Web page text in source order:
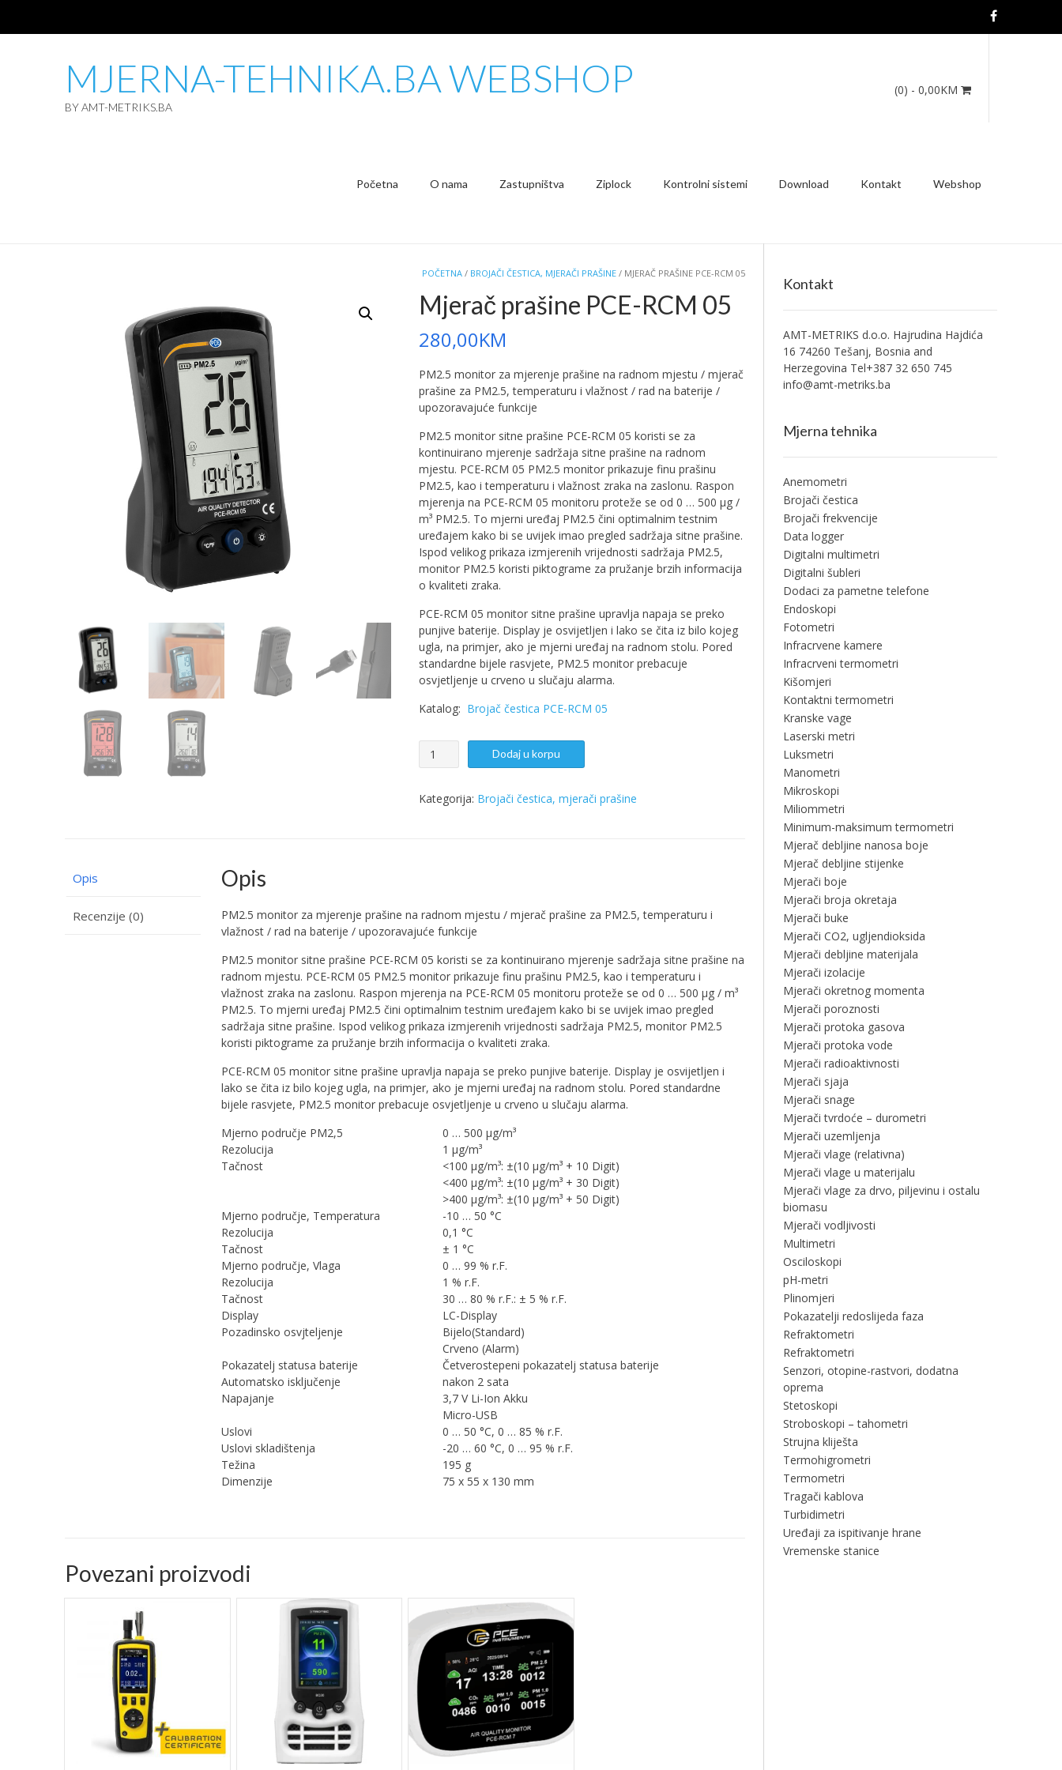
MJERNA-TEHNIKA.BA WEBSHOP
BY AMT-METRIKS.BA
(0) - 0,00KM
Početna O nama Zastupništva Ziplock Kontrolni sistemi Download Kontakt Webshop
POČETNA / BROJAČI ČESTICA, MJERAČI PRAŠINE / MJERAČ PRAŠINE PCE-RCM 05
Mjerač prašine PCE-RCM 05
280,00KM
PM2.5 monitor za mjerenje prašine na radnom mjestu / mjerač
prašine za PM2.5, temperaturu i vlažnost / rad na baterije /
upozoravajuće funkcije
PM2.5 monitor sitne prašine PCE-RCM 05 koristi se za
kontinuirano mjerenje sadržaja sitne prašine na radnom
mjestu. PCE-RCM 05 PM2.5 monitor prikazuje finu prašinu
PM2.5, kao i temperaturu i vlažnost zraka na zaslonu. Raspon
mjerenja na PCE-RCM 05 monitoru proteže se od 0 … 500 µg /
m³ PM2.5. To mjerni uređaj PM2.5 čini optimalnim testnim
uređajem kako bi se uvijek imao pregled sadržaja sitne prašine.
Ispod velikog prikaza izmjerenih vrijednosti sadržaja PM2.5,
monitor PM2.5 koristi piktograme za pružanje brzih informacija
o kvaliteti zraka.
PCE-RCM 05 monitor sitne prašine upravlja napaja se preko
punjive baterije. Display je osvijetljen i lako se čita iz bilo kojeg
ugla, na primjer, ako je mjerni uređaj na radnom stolu. Pored
standardne bijele rasvjete, PM2.5 monitor prebacuje
osvjetljenje u crveno u slučaju alarma.
Katalog: Brojač čestica PCE-RCM 05
Mjerač
prašine
RCM
Dodaj u korpu
Kategorija: Brojači čestica, mjerači prašine
Opis
Recenzije (0)
Opis
PM2.5 monitor za mjerenje prašine na radnom mjestu / mjerač prašine za PM2.5, temperaturu i
vlažnost / rad na baterije / upozoravajuće funkcije
PM2.5 monitor sitne prašine PCE-RCM 05 koristi se za kontinuirano mjerenje sadržaja sitne prašine na
radnom mjestu. PCE-RCM 05 PM2.5 monitor prikazuje finu prašinu PM2.5, kao i temperaturu i
vlažnost zraka na zaslonu. Raspon mjerenja na PCE-RCM 05 monitoru proteže se od 0 … 500 µg / m³
PM2.5. To mjerni uređaj PM2.5 čini optimalnim testnim uređajem kako bi se uvijek imao pregled
sadržaja sitne prašine. Ispod velikog prikaza izmjerenih vrijednosti sadržaja PM2.5, monitor PM2.5
koristi piktograme za pružanje brzih informacija o kvaliteti zraka.
PCE-RCM 05 monitor sitne prašine upravlja napaja se preko punjive baterije. Display je osvijetljen i
lako se čita iz bilo kojeg ugla, na primjer, ako je mjerni uređaj na radnom stolu. Pored standardne
bijele rasvjete, PM2.5 monitor prebacuje osvjetljenje u crveno u slučaju alarma.
Mjerno područje PM2,5
0 … 500 µg/m³
Rezolucija
1 µg/m³
Tačnost
<100 µg/m³: ±(10 µg/m³ + 10 Digit)
<400 µg/m³: ±(10 µg/m³ + 30 Digit)
>400 µg/m³: ±(10 µg/m³ + 50 Digit)
Mjerno područje, Temperatura
-10 … 50 °C
Rezolucija
0,1 °C
Tačnost
± 1 °C
Mjerno područje, Vlaga
0 … 99 % r.F.
Rezolucija
1 % r.F.
Tačnost
30 … 80 % r.F.: ± 5 % r.F.
Display
LC-Display
Pozadinsko osvjteljenje
Bijelo(Standard)
Crveno (Alarm)
Pokazatelj statusa baterije
Četverostepeni pokazatelj statusa baterije
Automatsko isključenje
nakon 2 sata
Napajanje
3,7 V Li-Ion Akku
Micro-USB
Uslovi
0 … 50 °C, 0 … 85 % r.F.
Uslovi skladištenja
-20 … 60 °C, 0 … 95 % r.F.
Težina
195 g
Dimenzije
75 x 55 x 130 mm
Povezani proizvodi
Kontakt
AMT-METRIKS d.o.o. Hajrudina Hajdića
16 74260 Tešanj, Bosnia and
Herzegovina Tel+387 32 650 745
info@amt-metriks.ba
Mjerna tehnika
Anemometri
Brojači čestica
Brojači frekvencije
Data logger
Digitalni multimetri
Digitalni šubleri
Dodaci za pametne telefone
Endoskopi
Fotometri
Infracrvene kamere
Infracrveni termometri
Kišomjeri
Kontaktni termometri
Kranske vage
Laserski metri
Luksmetri
Manometri
Mikroskopi
Miliommetri
Minimum-maksimum termometri
Mjerač debljine nanosa boje
Mjerač debljine stijenke
Mjerači boje
Mjerači broja okretaja
Mjerači buke
Mjerači CO2, ugljendioksida
Mjerači debljine materijala
Mjerači izolacije
Mjerači okretnog momenta
Mjerači poroznosti
Mjerači protoka gasova
Mjerači protoka vode
Mjerači radioaktivnosti
Mjerači sjaja
Mjerači snage
Mjerači tvrdoće – durometri
Mjerači uzemljenja
Mjerači vlage (relativna)
Mjerači vlage u materijalu
Mjerači vlage za drvo, piljevinu i ostalu
biomasu
Mjerači vodljivosti
Multimetri
Osciloskopi
pH-metri
Plinomjeri
Pokazatelji redoslijeda faza
Refraktometri
Refraktometri
Senzori, otopine-rastvori, dodatna
oprema
Stetoskopi
Stroboskopi – tahometri
Strujna kliješta
Termohigrometri
Termometri
Tragači kablova
Turbidimetri
Uređaji za ispitivanje hrane
Vremenske stanice